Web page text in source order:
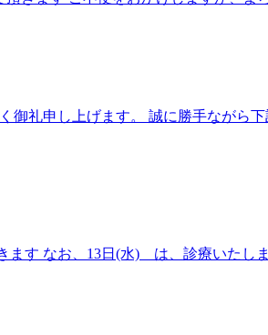
御礼申し上げます。 誠に勝手ながら
す なお、13日(水) は、診療いたし